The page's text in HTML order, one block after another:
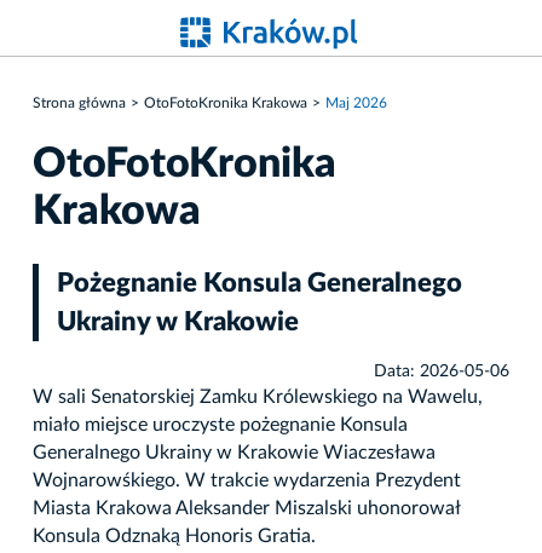
Strona główna OtoFotoKronika Krakowa Maj 2026
OtoFotoKronika
Krakowa
Pożegnanie Konsula Generalnego
Ukrainy w Krakowie
Data: 2026-05-06
W sali Senatorskiej Zamku Królewskiego na Wawelu,
miało miejsce uroczyste pożegnanie Konsula
Generalnego Ukrainy w Krakowie Wiaczesława
Wojnarowśkiego. W trakcie wydarzenia Prezydent
Miasta Krakowa Aleksander Miszalski uhonorował
Konsula Odznaką Honoris Gratia.